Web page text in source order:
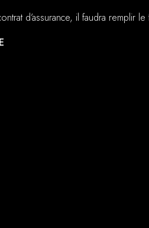
d’assurance, il faudra